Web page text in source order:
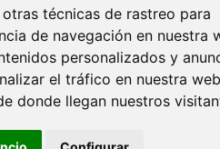
técnicas de rastreo para
de navegación en nuestra
personalizados y
el tráfico en nuestra
donde llegan nuestros